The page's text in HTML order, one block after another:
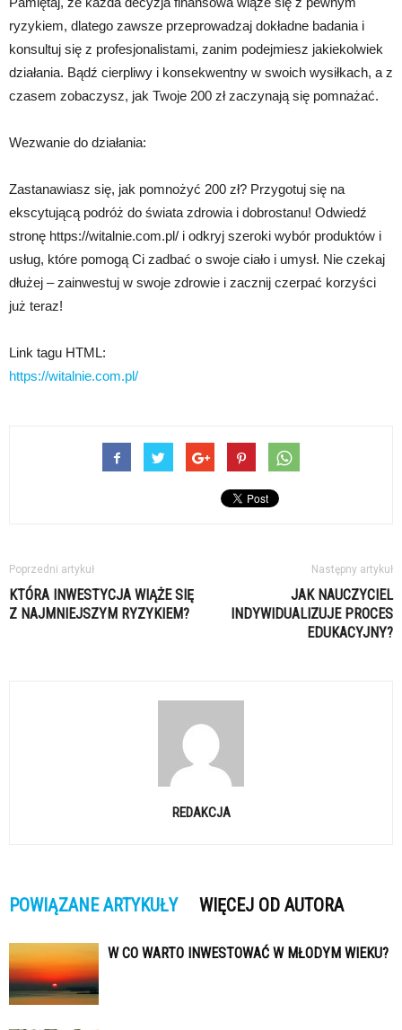
ryzykiem, dlatego zawsze przeprowadzaj dokładne badania i
konsultuj się z profesjonalistami, zanim podejmiesz jakiekolwiek
działania. Bądź cierpliwy i konsekwentny w swoich wysiłkach, a z
czasem zobaczysz, jak Twoje 200 zł zaczynają się pomnażać.
Wezwanie do działania:
Zastanawiasz się, jak pomnożyć 200 zł? Przygotuj się na
ekscytującą podróż do świata zdrowia i dobrostanu! Odwiedź
stronę https://witalnie.com.pl/ i odkryj szeroki wybór produktów i
usług, które pomogą Ci zadbać o swoje ciało i umysł. Nie czekaj
dłużej – zainwestuj w swoje zdrowie i zacznij czerpać korzyści
już teraz!
Link tagu HTML:
https://witalnie.com.pl/
Poprzedni artykuł
KTÓRA INWESTYCJA WIĄŻE SIĘ
Z NAJMNIEJSZYM RYZYKIEM?
Następny artykuł
JAK NAUCZYCIEL
INDYWIDUALIZUJE PROCES
EDUKACYJNY?
REDAKCJA
POWIĄZANE ARTYKUŁY WIĘCEJ OD AUTORA
W CO WARTO INWESTOWAĆ W MŁODYM WIEKU?